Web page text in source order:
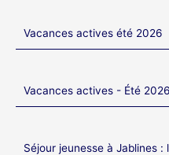
Vacances actives été 2026
Vacances actives - Été 2026
Séjour jeunesse à Jablines :